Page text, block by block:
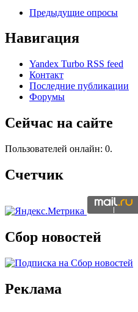
Предыдущие опросы
Навигация
Yandex Turbo RSS feed
Контакт
Последние публикации
Форумы
Сейчас на сайте
Пользователей онлайн: 0.
Счетчик
Сбор новостей
Реклама